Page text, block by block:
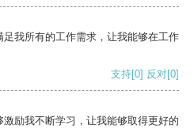
我所有的工作需求，让我能够在工作
支持[0] 反对[0]
励我不断学习，让我能够取得更好的